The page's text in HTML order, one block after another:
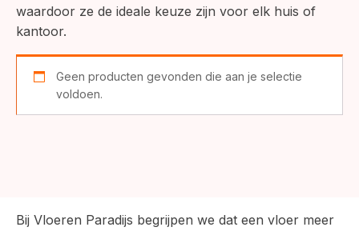
waardoor ze de ideale keuze zijn voor elk huis of
kantoor.
Geen producten gevonden die aan je selectie
voldoen.
Bij Vloeren Paradijs begrijpen we dat een vloer meer